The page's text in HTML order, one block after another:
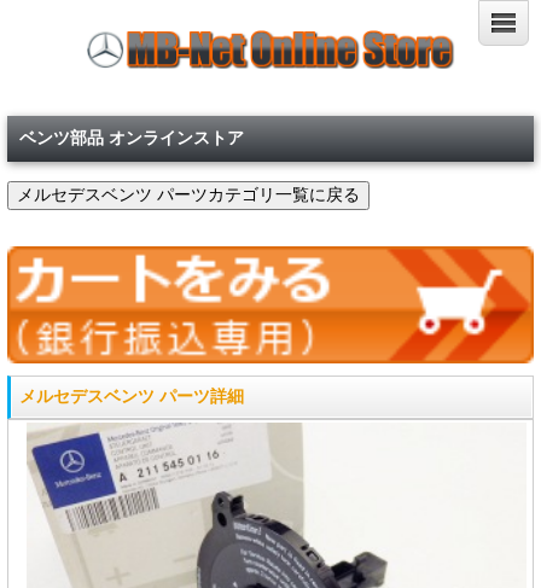
ベンツ部品 オンラインストア
メルセデスベンツ パーツ詳細